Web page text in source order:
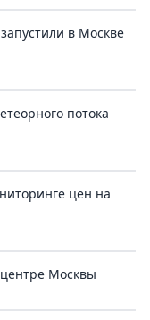
в Москве
потока
цен на
Москвы